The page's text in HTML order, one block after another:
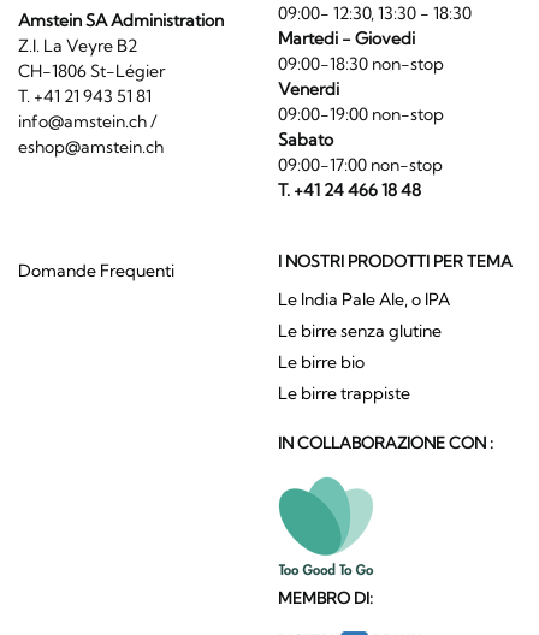
Amstein SA Administration
Z.I. La Veyre B2
CH-1806 St-Légier
T. +41 21 943 51 81
info@amstein.ch/
eshop@amstein.ch
09:00- 12:30, 13:30 - 18:30
Martedi - Giovedi
09:00-18:30 non-stop
Venerdi
09:00-19:00 non-stop
Sabato
09:00-17:00 non-stop
T. +41 24 466 18 48
Domande Frequenti I NOSTRI PRODOTTI PER TEMA
Le India Pale Ale, o IPA
Le birre senza glutine
Le birre bio
Le birre trappiste
IN COLLABORAZIONE CON :
MEMBRO DI: